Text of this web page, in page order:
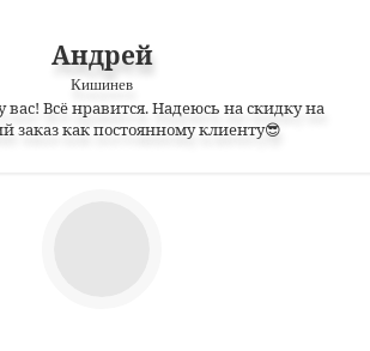
Андрей
Кишинев
вас! Всё нравится. Надеюсь на скидку на
заказ как постоянному клиенту😎